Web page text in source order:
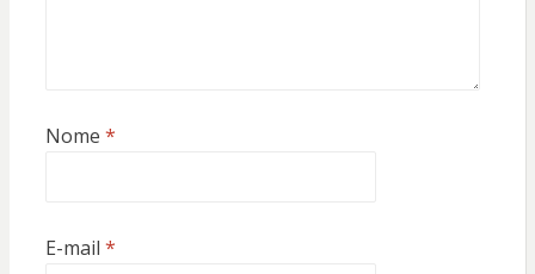
Nome *
E-mail *